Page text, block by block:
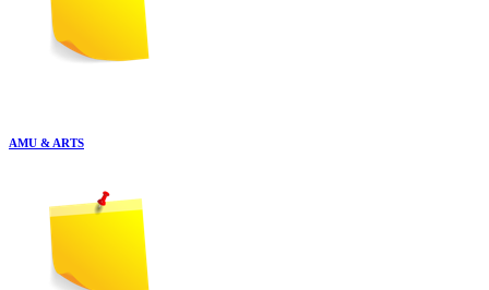
AMU & ARTS